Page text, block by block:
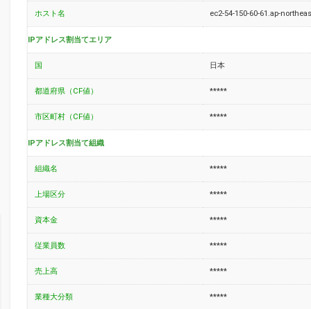
ホスト名 ec2-54-150-60-61.ap-
IPアドレス割当てエリア
国 日本
都道府県（CF値） *****
市区町村（CF値） *****
IPアドレス割当て組織
組織名 *****
上場区分 *****
資本金 *****
従業員数 *****
売上高 *****
業種大分類 *****